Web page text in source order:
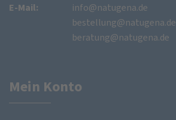
E-Mail:
info@natugena.de
bestellung@natugena.de
beratung@natugena.de
Mein Konto